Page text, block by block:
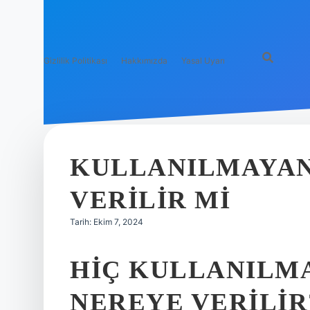
Gizlilik Politikası Hakkımızda Yasal Uyarı
VERILIR MI
Tarih: Ekim 7, 2024
HIÇ
NEREYE